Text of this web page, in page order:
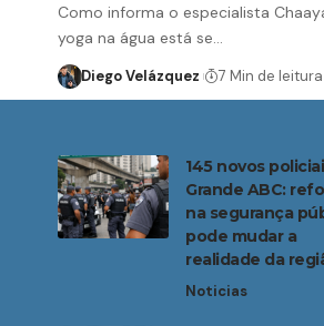
Como informa o especialista
yoga na água está se…
Diego Velázquez 7 Min de leitura
145 novos
Grande ABC:
na segurança
pode mudar a
realidade da
Noticias